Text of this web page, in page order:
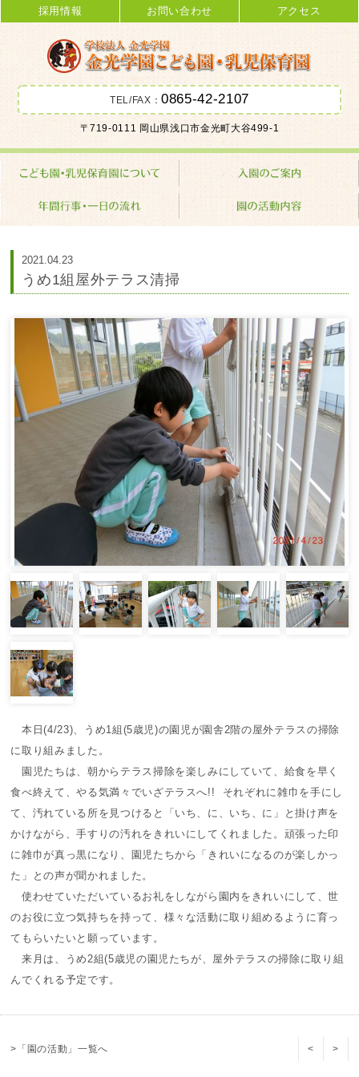
金光学園こども園･乳児保育園 学校
法人 金光学園
採用情報 お問い合わせ アクセス
TEL/FAX：0865-42-2107
〒719-0111 岡山県浅口市金光町大谷499-1
2021.04.23
うめ1組屋外テラス清掃
本日(4/23)、うめ1組(5歳児)の園児が園舎2階の屋外テラスの掃除
に取り組みました。
園児たちは、朝からテラス掃除を楽しみにしていて、給食を早く
食べ終えて、やる気満々でいざテラスへ!! それぞれに雑巾を手にし
て、汚れている所を見つけると「いち、に、いち、に」と掛け声を
かけながら、手すりの汚れをきれいにしてくれました。頑張った印
に雑巾が真っ黒になり、園児たちから「きれいになるのが楽しかっ
た」との声が聞かれました。
使わせていただいているお礼をしながら園内をきれいにして、世
のお役に立つ気持ちを持って、様々な活動に取り組めるように育っ
てもらいたいと願っています。
来月は、うめ2組(5歳児の園児たちが、屋外テラスの掃除に取り組
んでくれる予定です。
>「園の活動」一覧へ < >